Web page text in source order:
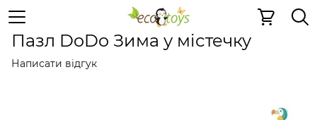
Картонні 2D пазли Картонні 2D пазли
Пазл DoDo Зима у містечку
Написати відгук